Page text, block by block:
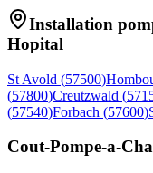
Installation
Hopital
St Avold (57500)
(57800)Creutzwald (
(57540)Forbach (57600)
Cout-Pompe-a-